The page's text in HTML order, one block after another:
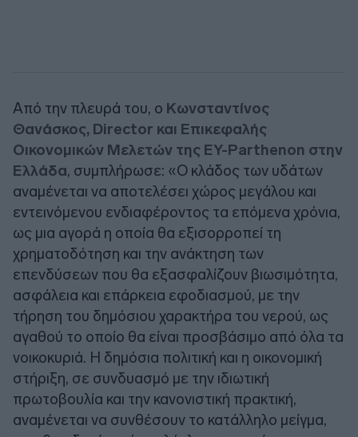
Από την πλευρά του, ο Κωνσταντίνος
Θανάσκος, Director και Επικεφαλής
Οικονομικών Μελετών της EY-Parthenon στην
Ελλάδα, συμπλήρωσε: «Ο κλάδος των υδάτων
αναμένεται να αποτελέσει χώρος μεγάλου και
εντεινόμενου ενδιαφέροντος τα επόμενα χρόνια,
ως μια αγορά η οποία θα εξισορροπεί τη
χρηματοδότηση και την ανάκτηση των
επενδύσεων που θα εξασφαλίζουν βιωσιμότητα,
ασφάλεια και επάρκεια εφοδιασμού, με την
τήρηση του δημόσιου χαρακτήρα του νερού, ως
αγαθού το οποίο θα είναι προσβάσιμο από όλα τα
νοικοκυριά. Η δημόσια πολιτική και η οικονομική
στήριξη, σε συνδυασμό με την ιδιωτική
πρωτοβουλία και την κανονιστική πρακτική,
αναμένεται να συνθέσουν το κατάλληλο μείγμα,